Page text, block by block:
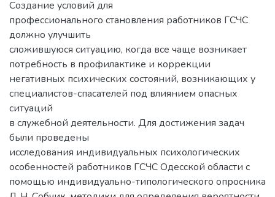
Создание условий для
профессионального становления работников ГСЧС
должно улучшить
сложившуюся ситуацию, когда все чаще возникает
потребность в профилактике и коррекции
негативных психических состояний, возникающих у
специалистов-спасателей под влиянием опасных
ситуаций
в служебной деятельности. Для достижения задач
были проведены
исследования индивидуальных психологических
особенностей работников ГСЧС Одесской области с
помощью индивидуально-типологического опросника